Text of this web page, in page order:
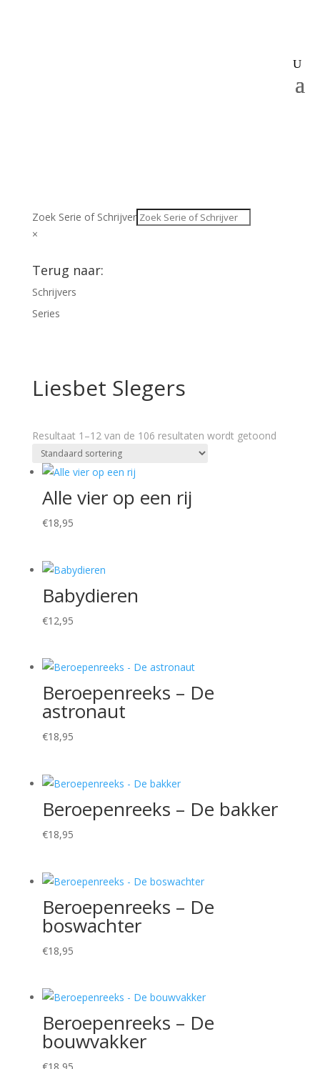
Zoek Serie of Schrijver
×
Terug naar:
Schrijvers
Series
Liesbet Slegers
Resultaat 1–12 van de 106 resultaten wordt getoond
Alle vier op een rij
€18,95
Babydieren
€12,95
Beroepenreeks – De
astronaut
€18,95
Beroepenreeks – De bakker
€18,95
Beroepenreeks – De
boswachter
€18,95
Beroepenreeks – De
bouwvakker